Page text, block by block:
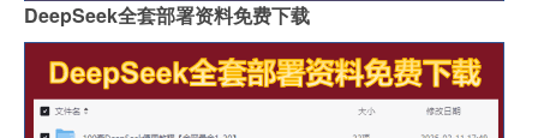
DeepSeek全套部署资料免费下载